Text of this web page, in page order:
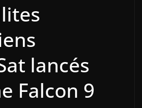
lancés
Falcon 9